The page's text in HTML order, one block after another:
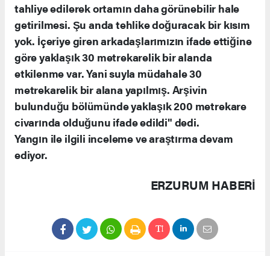
tahliye edilerek ortamın daha görünebilir hale
getirilmesi. Şu anda tehlike doğuracak bir kısım
yok. İçeriye giren arkadaşlarımızın ifade ettiğine
göre yaklaşık 30 metrekarelik bir alanda
etkilenme var. Yani suyla müdahale 30
metrekarelik bir alana yapılmış. Arşivin
bulunduğu bölümünde yaklaşık 200 metrekare
civarında olduğunu ifade edildi" dedi.
Yangın ile ilgili inceleme ve araştırma devam
ediyor.
ERZURUM HABERİ